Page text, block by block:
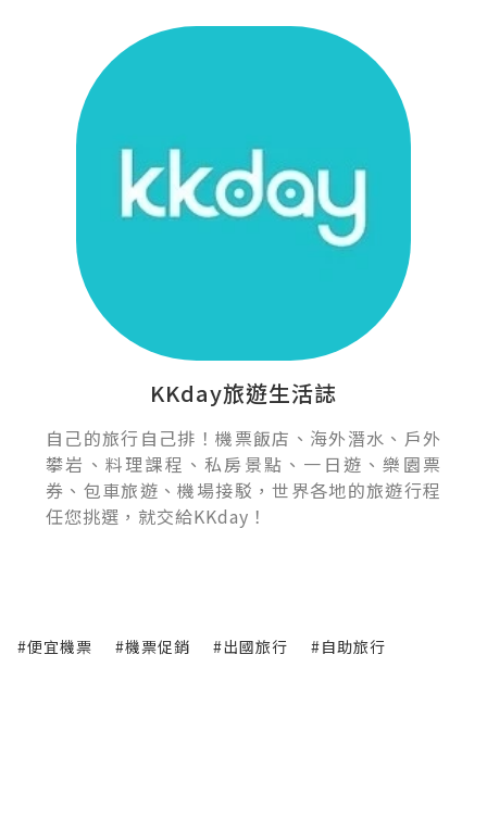
KKday旅遊生活誌
自己的旅行自己排！機票飯店、海外潛水、戶外
攀岩、料理課程、私房景點、一日遊、樂園票
券、包車旅遊、機場接駁，世界各地的旅遊行程
任您挑選，就交給KKday！
#便宜機票 #機票促銷 #出國旅行 #自助旅行